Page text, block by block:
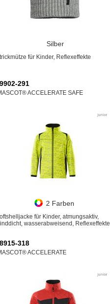
Silber
für Kinder, Reflexeffekte
291
ACCELERATE SAFE
2 Farben
für Kinder, atmungsaktiv,
wasserabweisend, Reflexeffekte
318
ACCELERATE